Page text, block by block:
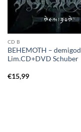
CD B
BEHEMOTH – demigod
Lim.CD+DVD Schuber
€15,99